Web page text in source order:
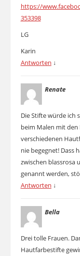
https://
353398
LG
Karin
Antworten ↓
Renate
Die Stifte würde ich
beim Malen mit den
verschiedenen
nie begegnet! Dass
zwischen blassrosa
genannt werden,
Antworten ↓
Bella
Drei tolle Frauen.
Hautfarbestifte